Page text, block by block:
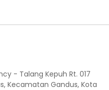
- Talang Kepuh Rt. 017
Kecamatan Gandus, Kota